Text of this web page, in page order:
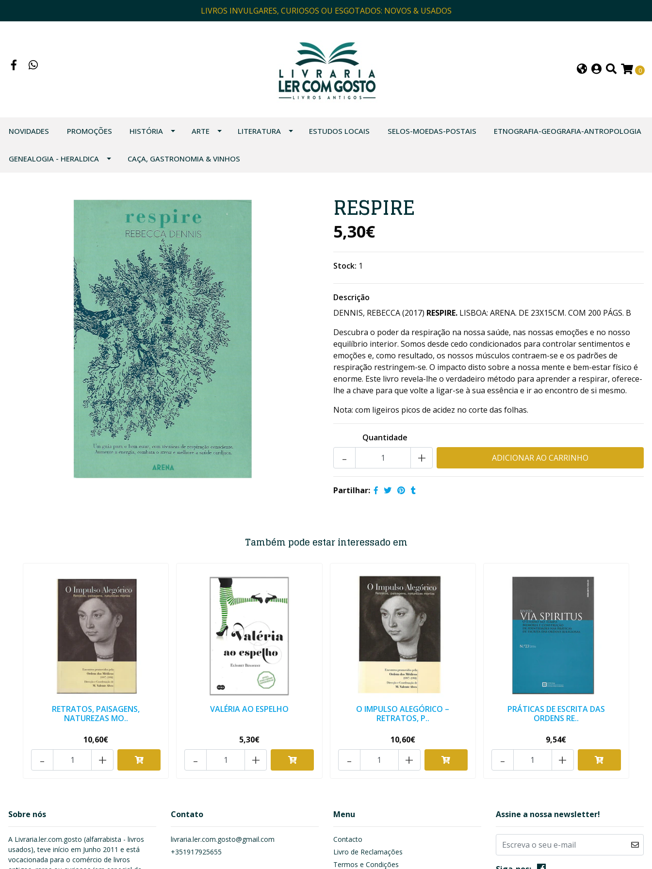
LIVROS INVULGARES, CURIOSOS OU ESGOTADOS: NOVOS & USADOS
0
NOVIDADES PROMOÇÕES HISTÓRIA ARTE LITERATURA ESTUDOS LOCAIS SELOS-MOEDAS-POSTAIS ETNOGRAFIA-GEOGRAFIA-ANTROPOLOGIA
GENEALOGIA - HERALDICA CAÇA, GASTRONOMIA & VINHOS
RESPIRE
5,30€
Stock: 1
Descrição
DENNIS, REBECCA (2017) RESPIRE. LISBOA: ARENA. DE 23X15CM. COM 200 PÁGS. B
Descubra o poder da respiração na nossa saúde, nas nossas emoções e no nosso
equilíbrio interior. Somos desde cedo condicionados para controlar sentimentos e
emoções e, como resultado, os nossos músculos contraem-se e os padrões de
respiração restringem-se. O impacto disto sobre a nossa mente e bem-estar físico é
enorme. Este livro revela-lhe o verdadeiro método para aprender a respirar, oferece-
lhe a chave para que volte a ligar-se à sua essência e ir ao encontro de si mesmo.
Nota: com ligeiros picos de acidez no corte das folhas.
Quantidade
+
-
Partilhar:
Também pode estar interessado em
RETRATOS, PAISAGENS,
NATUREZAS MO..
10,60€
+
-
VALÉRIA AO ESPELHO
5,30€
+
-
O IMPULSO ALEGÓRICO –
RETRATOS, P..
10,60€
+
-
PRÁTICAS DE ESCRITA DAS
ORDENS RE..
9,54€
+
-
Sobre nós
A Livraria.ler.com.gosto (alfarrabista - livros
usados), teve início em Junho 2011 e está
vocacionada para o comércio de livros
Contato
livraria.ler.com.gosto@gmail.com
+351917925655
Menu
Contacto
Livro de Reclamações
Termos e Condições
Assine a nossa newsletter!